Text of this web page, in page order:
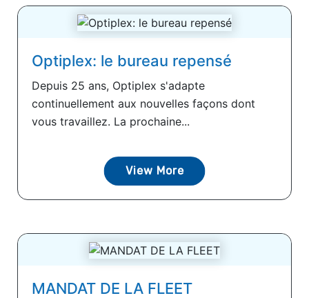
Optiplex: le bureau repensé
Depuis 25 ans, Optiplex s'adapte
continuellement aux nouvelles façons dont
vous travaillez. La prochaine...
View More
MANDAT DE LA FLEET